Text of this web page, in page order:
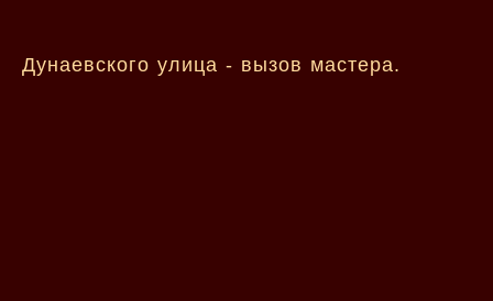
Дунаевского улица - вызов мастера.